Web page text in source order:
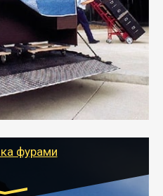
переезд может быть на
(по меньшей
автотранспорт, быстро и
к новому месту
сохранности груза и
подтверждающих
фурами